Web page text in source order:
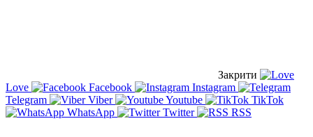
Закрити
Love
Facebook
Instagram
Telegram
Viber Youtube
TikTok
WhatsApp
Twitter RSS